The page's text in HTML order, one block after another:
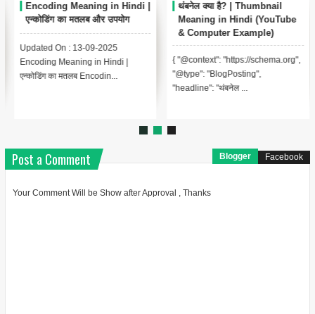
Encoding Meaning in Hindi |
एन्कोडिंग का मतलब और उपयोग
Updated On : 13-09-2025
Encoding Meaning in Hindi |
एन्कोडिंग का मतलब Encodin...
थंबनेल क्या है? | Thumbnail
Meaning in Hindi (YouTube
& Computer Example)
{ "@context": "https://schema.org",
"@type": "BlogPosting",
"headline": "थंबनेल ...
Post a Comment Blogger Facebook
Your Comment Will be Show after Approval , Thanks